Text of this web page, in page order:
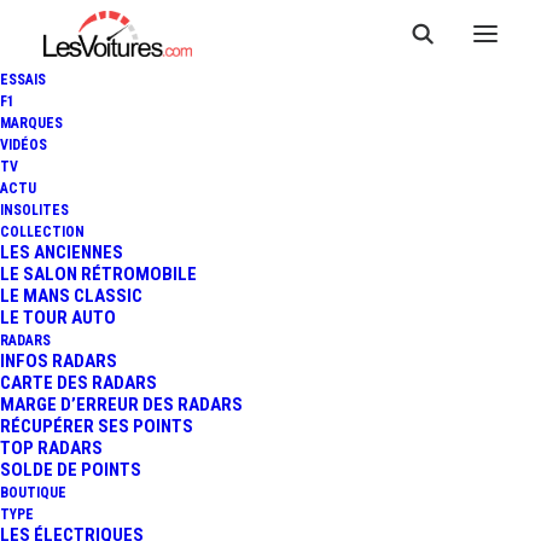
ESSAIS
F1
MARQUES
VIDÉOS
TV
ACTU
INSOLITES
COLLECTION
LES ANCIENNES
LE SALON RÉTROMOBILE
LE MANS CLASSIC
LE TOUR AUTO
RADARS
INFOS RADARS
CARTE DES RADARS
MARGE D’ERREUR DES RADARS
RÉCUPÉRER SES POINTS
TOP RADARS
SOLDE DE POINTS
BOUTIQUE
TYPE
LES ÉLECTRIQUES
24 juin 2025
24 HEURES DU MANS :